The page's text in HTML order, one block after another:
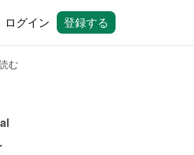
ログイン 登録する
む